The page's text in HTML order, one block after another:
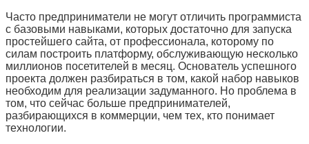
Часто предприниматели не могут отличить программиста
с базовыми навыками, которых достаточно для запуска
простейшего сайта, от профессионала, которому по
силам построить платформу, обслуживающую несколько
миллионов посетителей в месяц. Основатель успешного
проекта должен разбираться в том, какой набор навыков
необходим для реализации задуманного. Но проблема в
том, что сейчас больше предпринимателей,
разбирающихся в коммерции, чем тех, кто понимает
технологии.